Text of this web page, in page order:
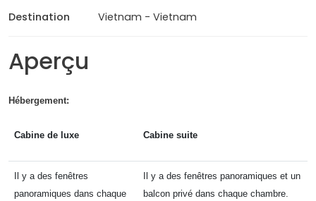
Destination Vietnam - Vietnam
Aperçu
Hébergement:
Cabine de luxe Cabine suite
Il y a des fenêtres
panoramiques dans chaque
Il y a des fenêtres panoramiques et un
balcon privé dans chaque chambre.